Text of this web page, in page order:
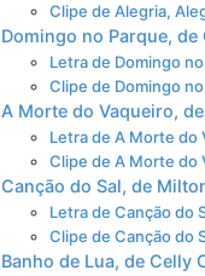
Clipe de Alegria,
Domingo no Parque,
Letra de Domingo
Clipe de Domingo
A Morte do Vaqueiro,
Letra de A Morte do
Clipe de A Morte do
Canção do Sal, de
Letra de Canção do
Clipe de Canção do
Banho de Lua, de Celly